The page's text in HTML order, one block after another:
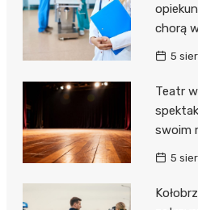
chorą
5
Teatr
swoim
5